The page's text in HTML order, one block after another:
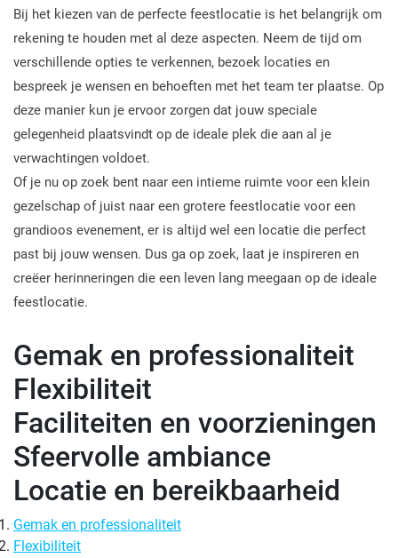
Bij het kiezen van de perfecte feestlocatie is het belangrijk om
rekening te houden met al deze aspecten. Neem de tijd om
verschillende opties te verkennen, bezoek locaties en
bespreek je wensen en behoeften met het team ter plaatse. Op
deze manier kun je ervoor zorgen dat jouw speciale
gelegenheid plaatsvindt op de ideale plek die aan al je
verwachtingen voldoet.
Of je nu op zoek bent naar een intieme ruimte voor een klein
gezelschap of juist naar een grotere feestlocatie voor een
grandioos evenement, er is altijd wel een locatie die perfect
past bij jouw wensen. Dus ga op zoek, laat je inspireren en
creëer herinneringen die een leven lang meegaan op de ideale
feestlocatie.
Gemak en professionaliteit
Flexibiliteit
Faciliteiten en voorzieningen
Sfeervolle ambiance
Locatie en bereikbaarheid
Gemak en professionaliteit
Flexibiliteit